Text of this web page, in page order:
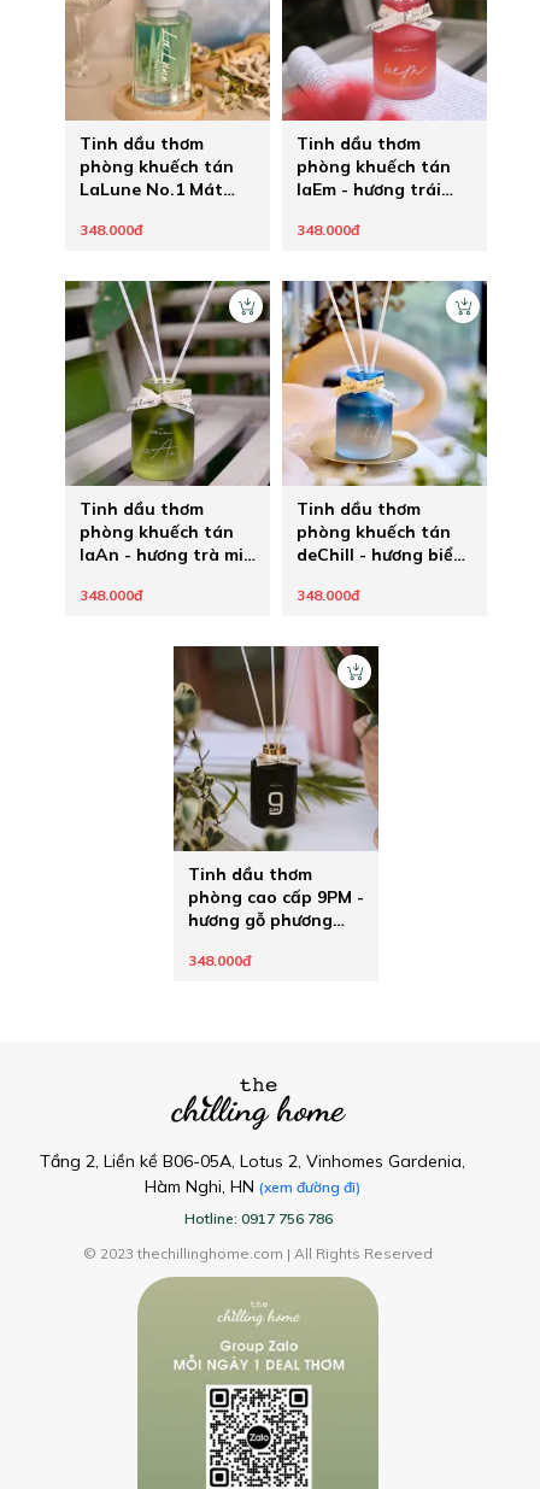
Tinh dầu thơm
phòng khuếch tán
LaLune No.1 Mát
348.000đ
Tinh dầu thơm
phòng khuếch tán
laEm - hương trái
348.000đ
Tinh dầu thơm
phòng khuếch tán
laAn - hương trà mix
348.000đ
Tinh dầu thơm
phòng khuếch tán
deChill - hương biển
348.000đ
Tinh dầu thơm
phòng cao cấp 9PM -
hương gỗ phương
348.000đ
Tầng 2, Liền kề B06-05A, Lotus 2, Vinhomes Gardenia,
Hàm Nghi, HN (xem đường đi)
Hotline: 0917 756 786
© 2023 thechillinghome.com | All Rights Reserved